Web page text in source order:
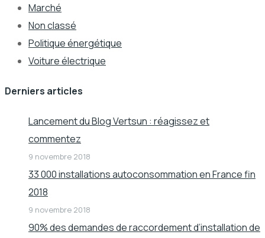
Marché
Non classé
Politique énergétique
Voiture électrique
Derniers articles
Lancement du Blog Vertsun : réagissez et
commentez
9 novembre 2018
33 000 installations autoconsommation en France fin
2018
9 novembre 2018
90% des demandes de raccordement d’installation de